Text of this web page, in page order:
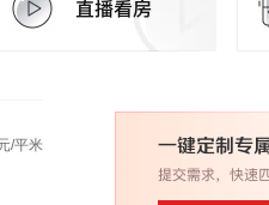
/平米